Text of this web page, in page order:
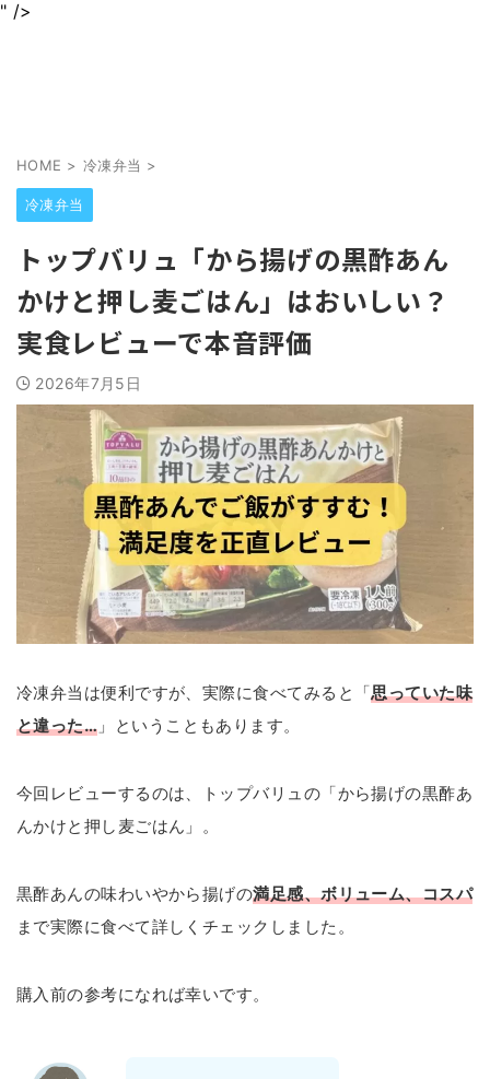
" />
HOME > 冷凍弁当 >
冷凍弁当
トップバリュ「から揚げの黒酢あん
かけと押し麦ごはん」はおいしい？
実食レビューで本音評価
2026年7月5日
冷凍弁当は便利ですが、実際に食べてみると「思っていた味
と違った… 」ということもあります。
今回レビューするのは、トップバリュの「から揚げの黒酢あ
んかけと押し麦ごはん」。
黒酢あんの味わいやから揚げの満足感、ボリューム、コスパ
まで実際に食べて詳しくチェックしました。
購入前の参考になれば幸いです。